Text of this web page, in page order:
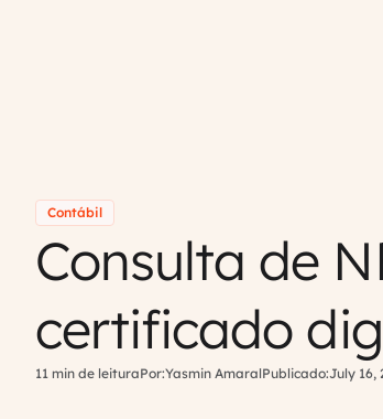
Contábil
Consulta de
certificado
11 min de leituraPor:Yasmin AmaralPublicado:July 16,